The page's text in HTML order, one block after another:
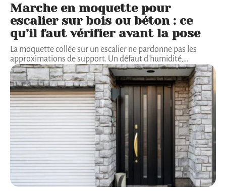
Marche en moquette pour
escalier sur bois ou béton : ce
qu’il faut vérifier avant la pose
La moquette collée sur un escalier ne pardonne pas les
approximations de support. Un défaut d'humidité,…